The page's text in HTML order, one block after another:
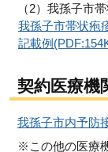
（2）我孫子市
我孫子市帯状疱
記載例
契約医療機
我孫子市内予防
※この他の医療